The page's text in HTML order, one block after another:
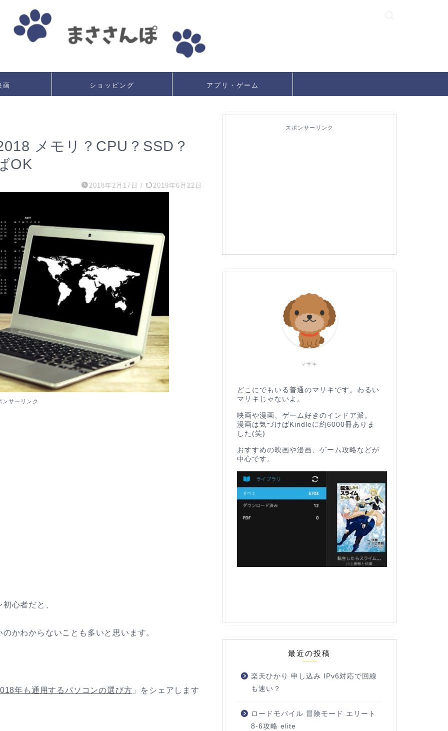
画 ショッピング アプリ・ゲーム
メモリ？CPU？SSD？
OK
2018年2月17日 / 2019年6月22日
ンサーリンク
心者だと、
かわからないことも多いと思います。
年も通用するパソコンの選び方 」をシェアします
スポンサーリンク
マサキ
どこにでもいる普通のマサキです。わるい
マサキじゃないよ。
映画や漫画、ゲーム好きのインドア派。
漫画は気づけばKindleに約6000冊ありま
した(笑)
おすすめの映画や漫画、ゲーム攻略などが
中心です。
最近の投稿
楽天ひかり 申し込み IPv6対応で回線
も速い？
ロードモバイル 冒険モード エリート
8-6攻略 elite